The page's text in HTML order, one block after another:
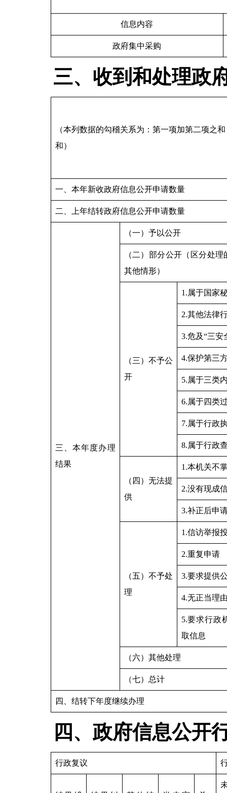
信息内容
政府集中采购
三、收到和处理政
（本列数据的勾稽关系为：第一项加第二项之
和）
一、本年新收政府信息公开申请数量
二、上年结转政府信息公开申请数量
三、本年度办理
结果
（一）予以公开
（二）部分公开（区分处
其他情形）
（三）不予公
开
1.属于国家
2.其他法律
3.危及“三安
4.保护第三
5.属于三类
6.属于四类
7.属于行政
8.属于行政
（四）无法提
供
1.本机关不
2.没有现成
3.补正后申
（五）不予处
理
1.信访举报
2.重复申请
3.要求提供
4.无正当理
5.要求行政
取信息
（六）其他处理
（七）总计
四、结转下年度继续办理
四、政府信息公开
行政复议